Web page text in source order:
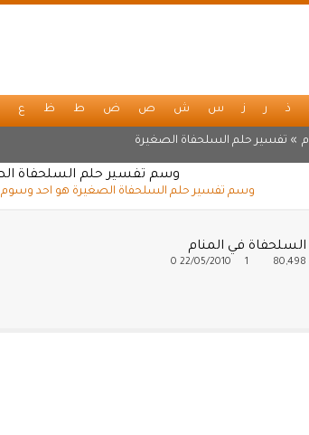
ذ ر ز س ش ص ض ط ظ ع
» تفسير حلم السلحفاة الصغيرة
وسم تفسير حلم السلحفاة
وسم تفسير حلم السلحفاة الصغيرة هو احد وسوم
السلحفاة في المنام
80,498
22/05/2010
0